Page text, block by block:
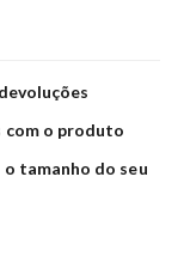
com o produto
o tamanho do seu